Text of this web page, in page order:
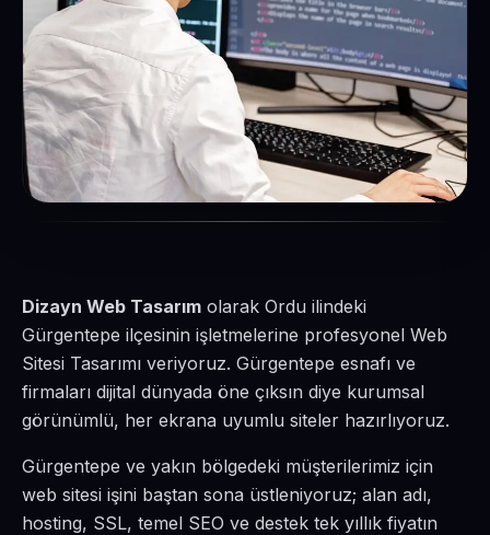
Dizayn Web Tasarım olarak Ordu ilindeki
Gürgentepe ilçesinin işletmelerine profesyonel Web
Sitesi Tasarımı veriyoruz. Gürgentepe esnafı ve
firmaları dijital dünyada öne çıksın diye kurumsal
görünümlü, her ekrana uyumlu siteler hazırlıyoruz.
Gürgentepe ve yakın bölgedeki müşterilerimiz için
web sitesi işini baştan sona üstleniyoruz; alan adı,
hosting, SSL, temel SEO ve destek tek yıllık fiyatın